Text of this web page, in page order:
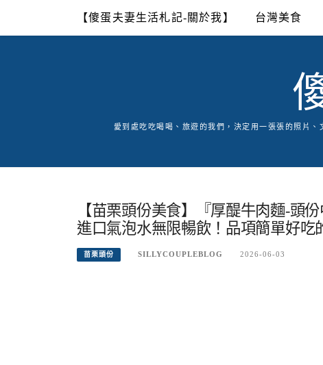
content
【傻蛋夫妻生活札記-關於我】 台灣美食
愛到處吃吃喝喝、旅遊的我們，決定用一張張的照片
【苗栗頭份美食】『厚醍牛肉麵-頭
進口氣泡水無限暢飲！品項簡單好吃
苗栗頭份 SILLYCOUPLEBLOG 2026-06-03